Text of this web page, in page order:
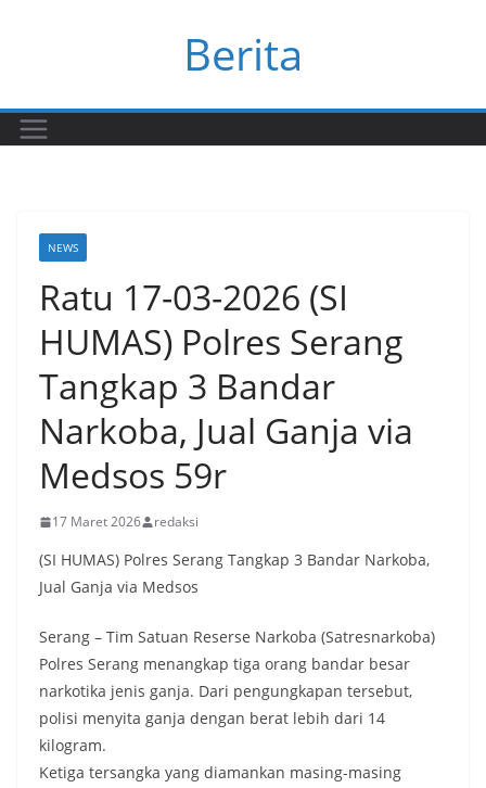
Berita
NEWS
Ratu 17-03-2026 (SI
HUMAS) Polres Serang
Tangkap 3 Bandar
Narkoba, Jual Ganja via
Medsos 59r
17 Maret 2026 redaksi
(SI HUMAS) Polres Serang Tangkap 3 Bandar Narkoba,
Jual Ganja via Medsos
Serang – Tim Satuan Reserse Narkoba (Satresnarkoba)
Polres Serang menangkap tiga orang bandar besar
narkotika jenis ganja. Dari pengungkapan tersebut,
polisi menyita ganja dengan berat lebih dari 14
kilogram.
Ketiga tersangka yang diamankan masing-masing